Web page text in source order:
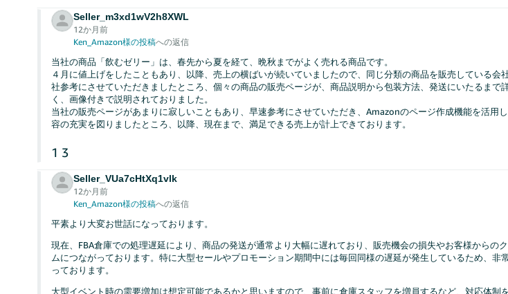
Seller_m3xd1wV2h8XWL
12か月前
Ken_Amazon様の投稿への返信
当社の商品「飲むゼリー」は、春先から夏を経て、晩秋までがよく売れる商品です。
４月に値上げをしたこともあり、以降、売上の横ばいが続いていましたので、同じ分類の商品を販売している会
社参考にさせていただきましたところ、個々の商品の販売ページが、商品説明から包装方法、発送にいたるまで
く、画像付きで説明されておりました。
当社の販売ページがあまりに寂しいこともあり、早速参考にさせていただき、Amazonのページ作成機能を活用
容の充実を図りましたところ、以降、現在まで、満足できる売上が計上できております。
1 3
Seller_VUa7cHtXq1vlk
12か月前
Ken_Amazon様の投稿への返信
平素より大変お世話になっております。
現在、FBA倉庫での処理遅延により、商品の発送が通常より大幅に遅れており、販売機会の損失やお客様からの
ムにつながっております。特に大型セールやプロモーション期間中には毎回同様の遅延が発生しているため、非
っております。
大型イベント時の需要増加は想定可能であるかと思いますので、事前に倉庫スタッフを増員するなど、対応体制